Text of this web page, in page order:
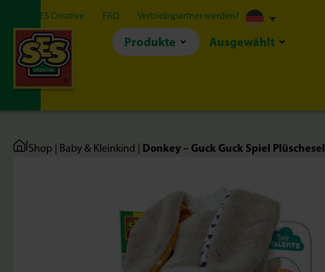
Über SES Creative FAQ Vertriebspartner werden?
Produkte Ausgewählt
|Shop Baby & Kleinkind Donkey – Guck Guck Spiel Plüschesel